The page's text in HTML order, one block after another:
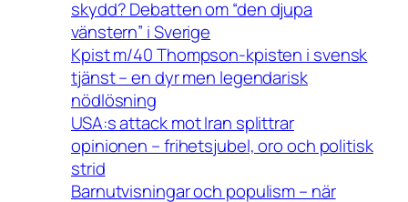
skydd? Debatten om “den djupa
vänstern” i Sverige
Kpist m/40 Thompson-kpisten i svensk
tjänst – en dyr men legendarisk
nödlösning
USA:s attack mot Iran splittrar
opinionen – frihetsjubel, oro och politisk
strid
Barnutvisningar och populism – när